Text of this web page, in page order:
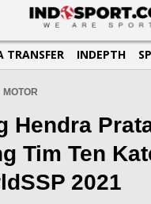
TRANSFER INDEPTH
MOTOR
Hendra
Tim Ten
2021